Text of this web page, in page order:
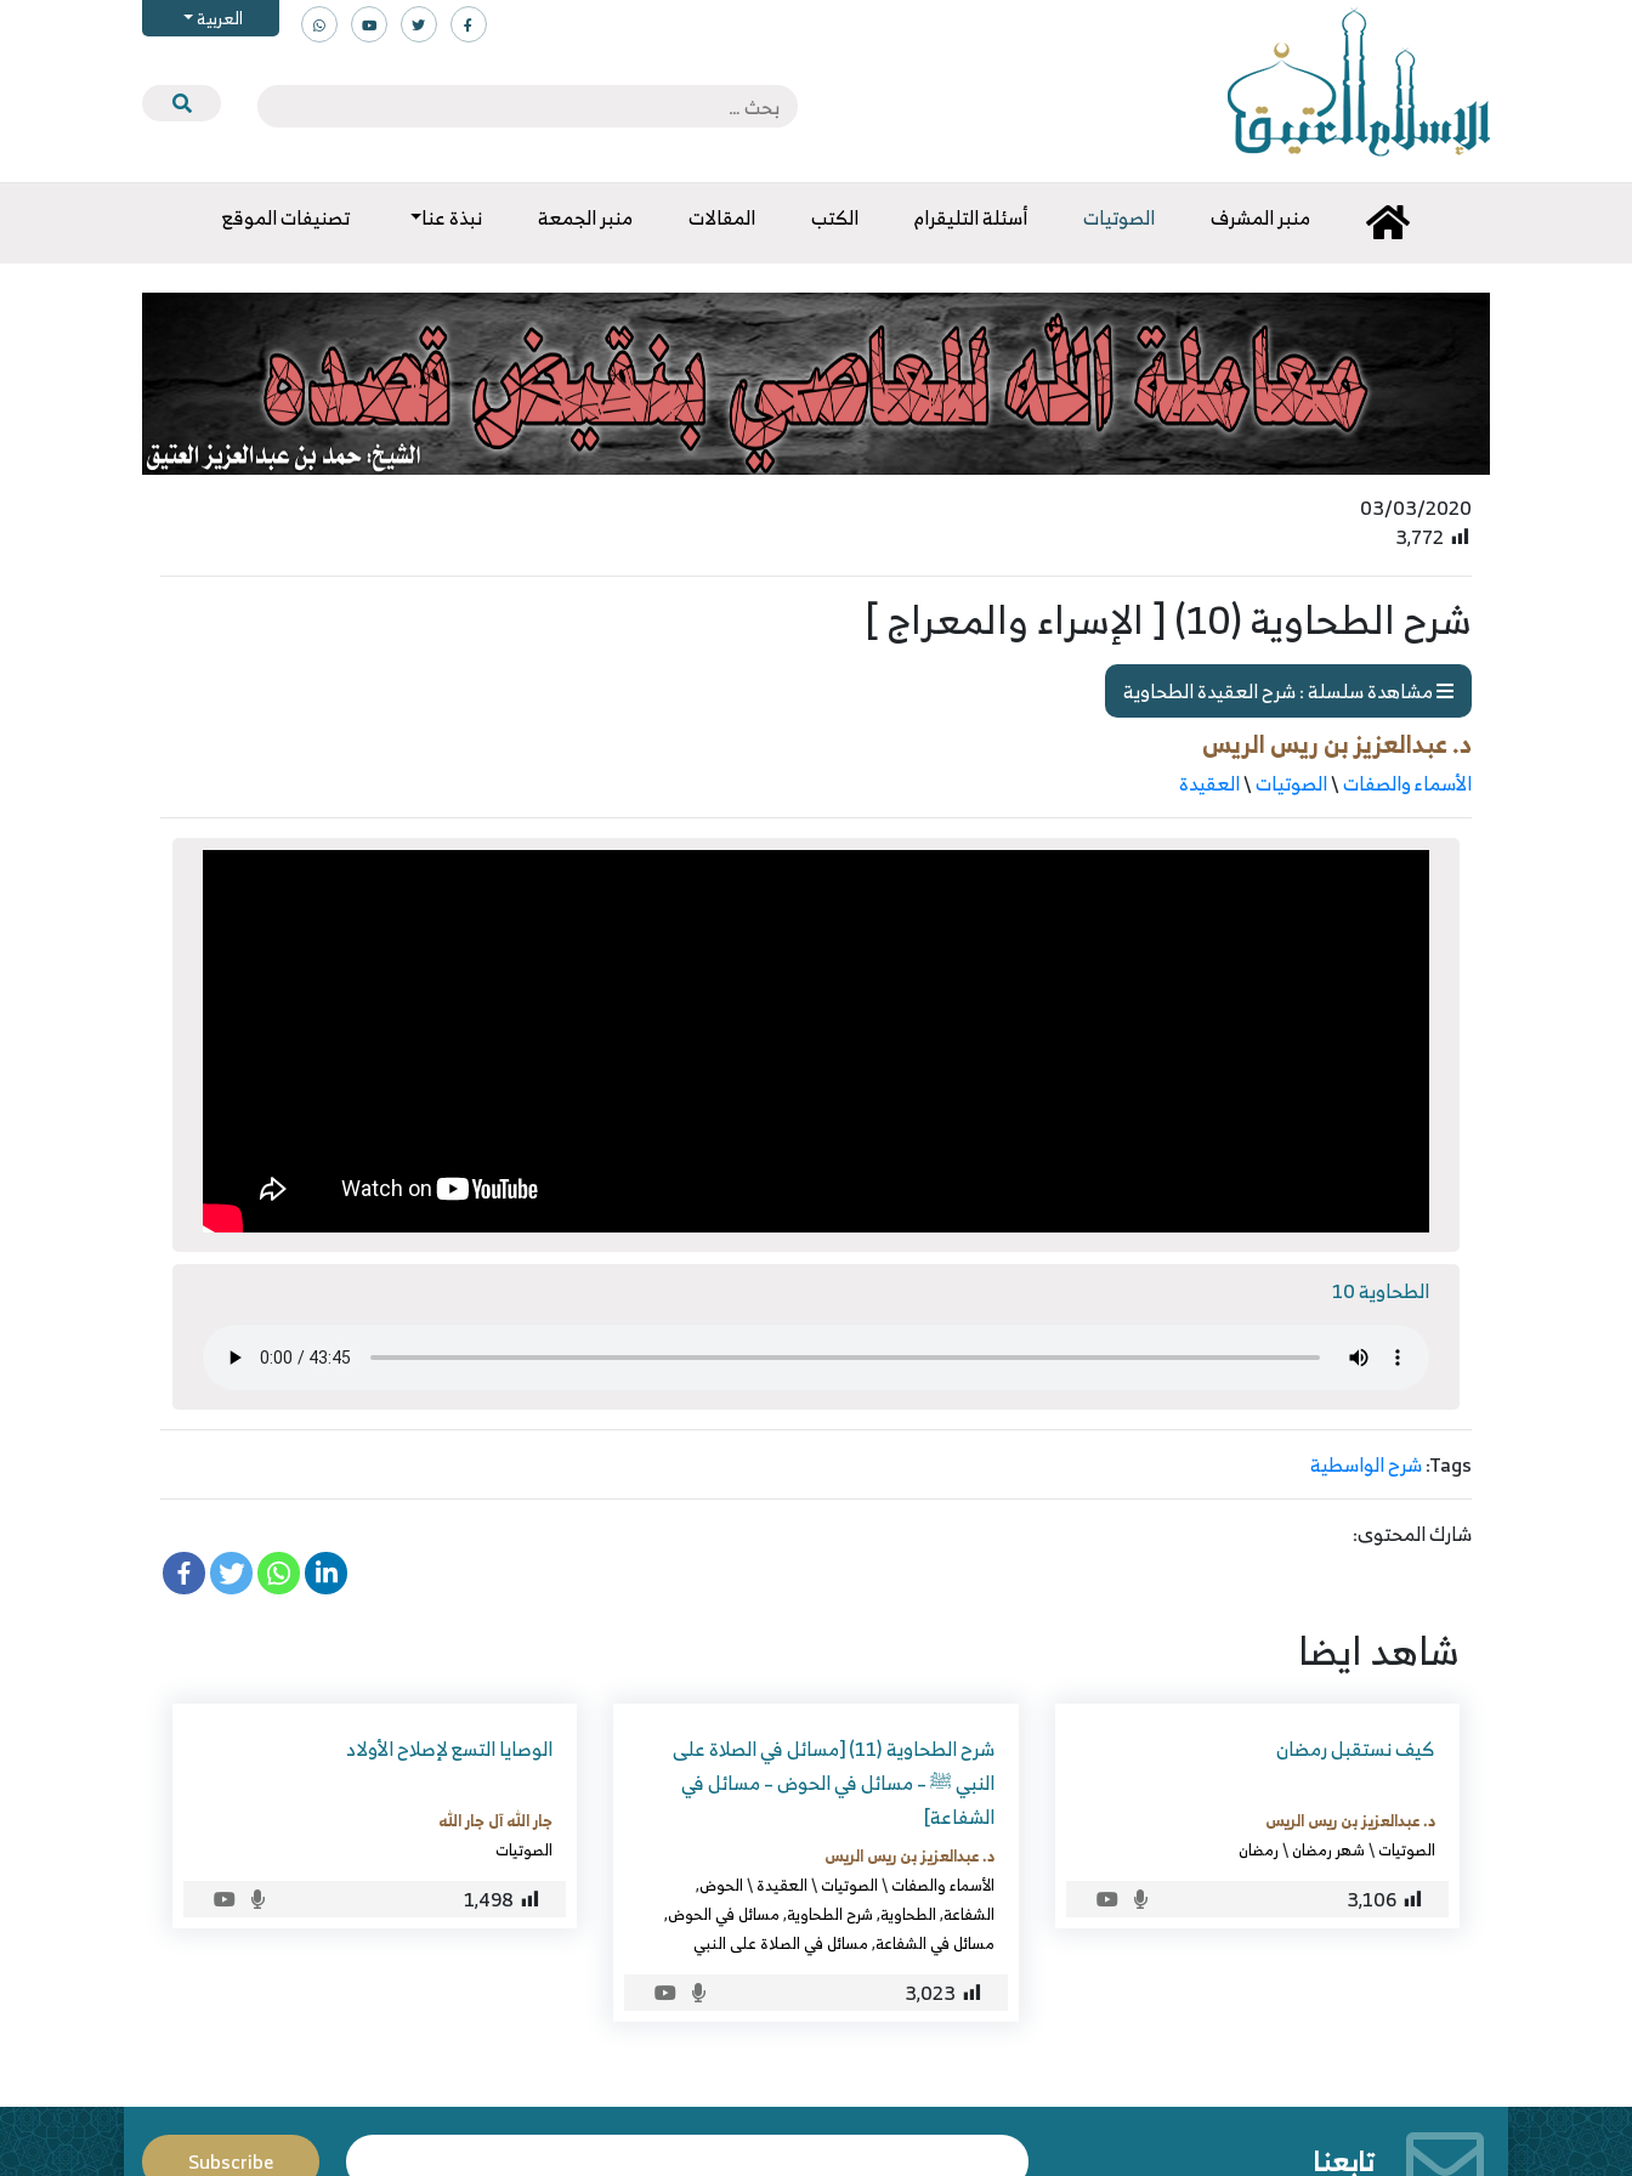
العربية
منبر المشرف الصوتيات أسئلة التليقرام الكتب المقالات منبر الجمعة نبذة عنا تصنيفات الموقع
03/03/2020
3٬772
شرح الطحاوية (10) [ الإسراء والمعراج ]
مشاهدة سلسلة : شرح العقيدة الطحاوية
د. عبدالعزيز بن ريس الريس
الأسماء والصفات\الصوتيات\العقيدة
الطحاوية 10
Tags: شرح الواسطية
شارك المحتوى:
شاهد ايضا
كيف نستقبل رمضان
د. عبدالعزيز بن ريس الريس
الصوتيات\شهر رمضان\رمضان
3٬106
شرح الطحاوية (11) [مسائل في الصلاة على
النبي ﷺ – مسائل في الحوض – مسائل في
الشفاعة]
د. عبدالعزيز بن ريس الريس
الأسماء والصفات\الصوتيات\العقيدة\الحوض,
الشفاعة,الطحاوية,شرح الطحاوية,مسائل في الحوض,
مسائل في الشفاعة,مسائل في الصلاة على النبي
3٬023
الوصايا التسع لإصلاح الأولاد
جار الله آل جار الله
الصوتيات
1٬498
تابعنا